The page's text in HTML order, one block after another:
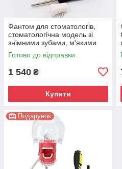
Фантом для стоматологів,
стоматологічна модель зі
знімними зубами, м'якими
яснами
Готово до відправки
1 540 ₴
Купити
Подарунок